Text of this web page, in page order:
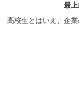
最
高校生とはいえ、企